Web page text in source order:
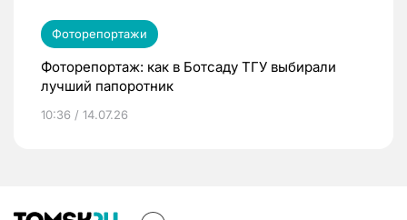
Фоторепортажи
Фоторепортаж: как в Ботсаду ТГУ выбирали
лучший папоротник
10:36 / 14.07.26